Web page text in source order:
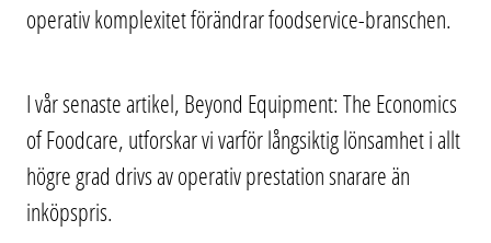
operativ komplexitet förändrar foodservice-branschen.
I vår senaste artikel, Beyond Equipment: The Economics
of Foodcare, utforskar vi varför långsiktig lönsamhet i allt
högre grad drivs av operativ prestation snarare än
inköpspris.